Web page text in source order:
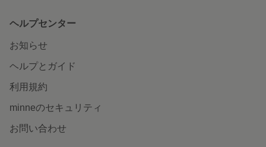
ヘルプセンター
お知らせ
ヘルプとガイド
利用規約
minneのセキュリティ
お問い合わせ